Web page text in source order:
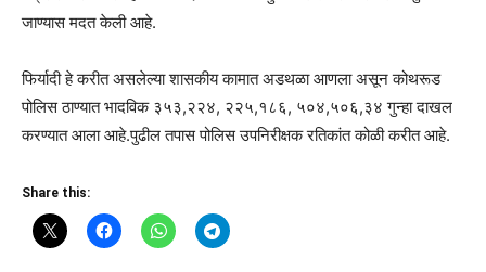
जाण्यास मदत केली आहे.
फिर्यादी हे करीत असलेल्या शासकीय कामात अडथळा आणला असून कोथरूड
पोलिस ठाण्यात भादविक ३५३,२२४, २२५,१८६, ५०४,५०६,३४ गुन्हा दाखल
करण्यात आला आहे.पुढील तपास पोलिस उपनिरीक्षक रतिकांत कोळी करीत आहे.
Share this: